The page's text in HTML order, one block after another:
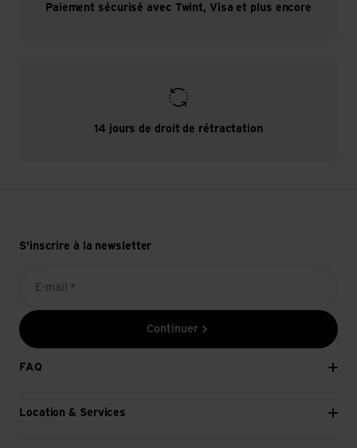
Paiement sécurisé avec Twint, Visa et plus encore
14 jours de droit de rétractation
S'inscrire à la newsletter
E-mail *
Continuer
FAQ
Location & Services